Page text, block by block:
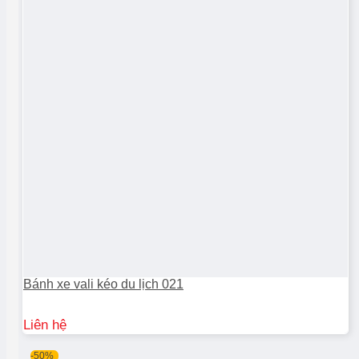
Bánh xe vali kéo du lịch 021
Liên hệ
-50%